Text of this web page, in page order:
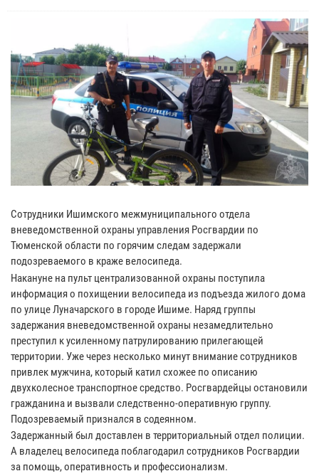
Сотрудники Ишимского межмуниципального отдела
вневедомственной охраны управления Росгвардии по
Тюменской области по горячим следам задержали
подозреваемого в краже велосипеда.
Накануне на пульт централизованной охраны поступила
информация о похищении велосипеда из подъезда жилого дома
по улице Луначарского в городе Ишиме. Наряд группы
задержания вневедомственной охраны незамедлительно
преступил к усиленному патрулированию прилегающей
территории. Уже через несколько минут внимание сотрудников
привлек мужчина, который катил схожее по описанию
двухколесное транспортное средство. Росгвардейцы остановили
гражданина и вызвали следственно-оперативную группу.
Подозреваемый признался в содеянном.
Задержанный был доставлен в территориальный отдел полиции.
А владелец велосипеда поблагодарил сотрудников Росгвардии
за помощь, оперативность и профессионализм.